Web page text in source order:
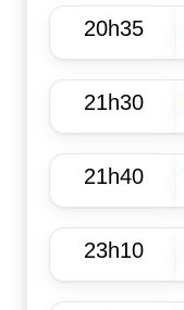
20h35
21h30
21h40
23h10